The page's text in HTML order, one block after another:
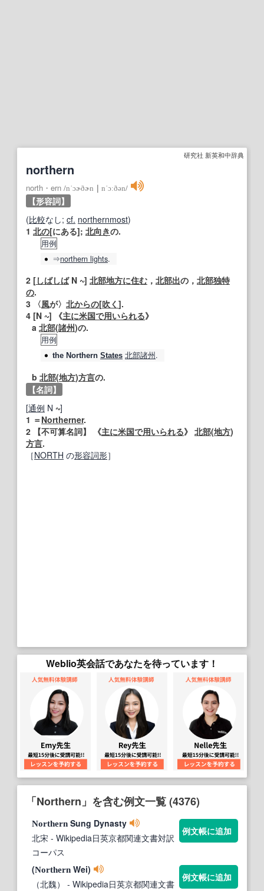
研究社 新英和中辞典
northern
north・ern /nˈɔɚðɚn nˈɔːðən/
【形容詞】
(比較なし; cf. northernmost)
1 北の[にある]; 北向きの.
用例
⇒northern lights.
2 [しばしばN ] 北部地方に住む ， 北部出の， 北部独特
の.
3 〈風が〉 北からの[吹く ].
4 [N ] 《主に米国で用いられる》
a 北部(諸州)の.
用例
the Northern States 北部諸州.
b 北部(地方)方言の.
【名詞】
[通例 N
]
1 ＝Northerner.
2 【不可算名詞】 《主に米国で用いられる》 北部(地方)
方言.
［NORTH の形容詞形］
Weblio英会話であなたを待っています！
「Northern」を含む例文一覧 (4376)
Northern Sung Dynasty
北宋 - Wikipedia日英京都関連文書対訳
コーパス
例文帳に追加
(Northern Wei)
（北魏）
- Wikipedia日英京都関連文書
例文帳に追加